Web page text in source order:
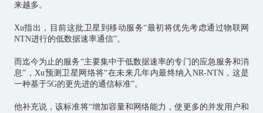
来越多。
Xu指出，目前这批卫星到移动服务“最初将优先考虑通过物联网
NTN进行的低数据速率通信”。
而迄今为止的服务“主要集中于低数据速率的专门的应急服务和消
息”，Xu预测卫星网络将“在未来几年内最终纳入NR-NTN，这是
一种基于5G的更先进的通信标准”。
他补充说，该标准将“增加容量和网络能力，使更多的并发用户和